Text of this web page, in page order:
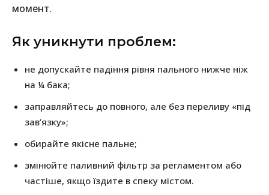
момент.
Як уникнути проблем:
не допускайте падіння рівня пального нижче ніж
на ¼ бака;
заправляйтесь до повного, але без переливу «під
зав’язку»;
обирайте якісне пальне;
змінюйте паливний фільтр за регламентом або
частіше, якщо їздите в спеку містом.